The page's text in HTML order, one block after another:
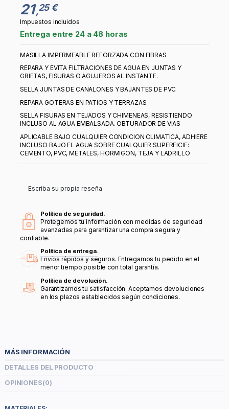
21,25 €
Impuestos incluidos
Entrega entre 24 a 48 horas
MASILLA IMPERMEABLE REFORZADA CON FIBRAS
REPARA Y EVITA FILTRACIONES DE AGUA EN JUNTAS Y
GRIETAS, FISURAS O AGUJEROS AL INSTANTE.
SELLA JUNTAS DE CANALONES Y BAJANTES DE PVC
REPARA GOTERAS EN PATIOS Y TERRAZAS
SELLA FISURAS EN TEJADOS Y CHIMENEAS, RESISTIENDO
INCLUSO AL AGUA EMBALSADA. OBTURADOR DE VIAS
APLICABLE BAJO CUALQUIER CONDICION CLIMATICA, ADHIERE
INCLUSO BAJO EL AGUA SOBRE CUALQUIER SUPERFICIE:
CEMENTO, PVC, METALES, HORMIGON, TEJA Y LADRILLO
Escriba su propia reseña
Política de seguridad.
Protegemos tu información con medidas de seguridad
avanzadas para garantizar una compra segura y
confiable.
Política de entrega.
Envíos rápidos y seguros. Entregamos tu pedido en el
menor tiempo posible con total garantía.
Política de devolución.
Garantizamos tu satisfacción. Aceptamos devoluciones
en los plazos establecidos según condiciones.
MÁS INFORMACIÓN
DETALLES DEL PRODUCTO
OPINIONES(0)